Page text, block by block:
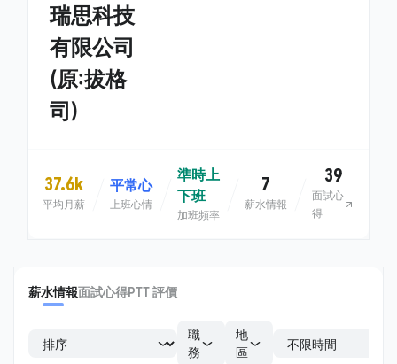
瑞思科技
有限公司
(原:拔格
司)
37.6k
平均月薪
平常心
上班心情
準時上
下班
加班頻率
7
薪水情報
39
面試心
得
薪水情報面試心得PTT 評價
職
務
地
區